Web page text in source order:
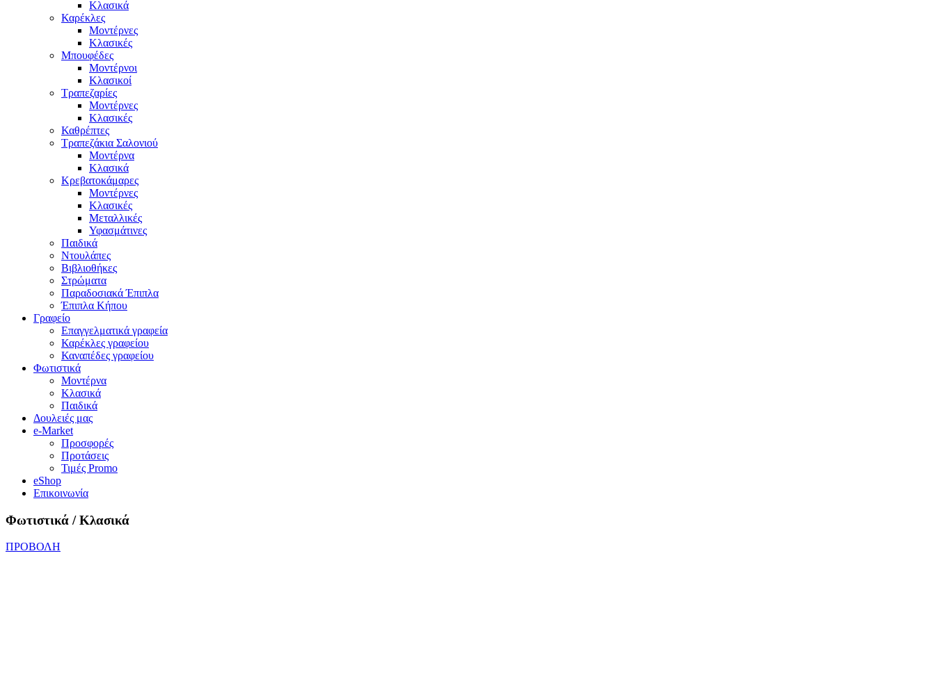
Κλασικά
Καρέκλες
Μοντέρνες
Κλασικές
Μπουφέδες
Μοντέρνοι
Κλασικοί
Τραπεζαρίες
Μοντέρνες
Κλασικές
Καθρέπτες
Τραπεζάκια Σαλονιού
Μοντέρνα
Κλασικά
Κρεβατοκάμαρες
Μοντέρνες
Κλασικές
Μεταλλικές
Υφασμάτινες
Παιδικά
Ντουλάπες
Βιβλιοθήκες
Στρώματα
Παραδοσιακά Έπιπλα
Έπιπλα Κήπου
Γραφείο
Επαγγελματικά γραφεία
Καρέκλες γραφείου
Καναπέδες γραφείου
Φωτιστικά
Μοντέρνα
Κλασικά
Παιδικά
Δουλειές μας
e-Market
Προσφορές
Προτάσεις
Τιμές Promo
eShop
Επικοινωνία
Φωτιστικά / Κλασικά
ΠΡΟΒΟΛΗ